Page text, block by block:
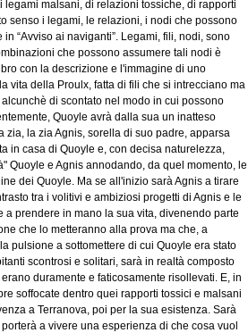
malsani, di relazioni tossiche, di rapporti
senso i legami, le relazioni, i nodi che possono
“Avviso ai naviganti”. Legami, fili, nodi, sono
che possono assumere tali nodi è
con la descrizione e l'immagine di uno
vita della Proulx, fatta di fili che si intrecciano ma
di scontato nel modo in cui possono
Quoyle avrà dalla sua un inatteso
la zia Agnis, sorella di suo padre, apparsa
in casa di Quoyle e, con decisa naturelezza,
Quoyle e Agnis annodando, da quel momento, le
dei Quoyle. Ma se all'inizio sarà Agnis a tirare
tra i volitivi e ambiziosi progetti di Agnis e le
prendere in mano la sua vita, divenendo parte
che lo metteranno alla prova ma che, a
pulsione a sottomettere di cui Quoyle era stato
scontrosi e solitari, sarà in realtà composto
duramente e faticosamente risollevati. E, in
soffocate dentro quei rapporti tossici e malsani
a Terranova, poi per la sua esistenza. Sarà
a vivere una esperienza di che cosa vuol